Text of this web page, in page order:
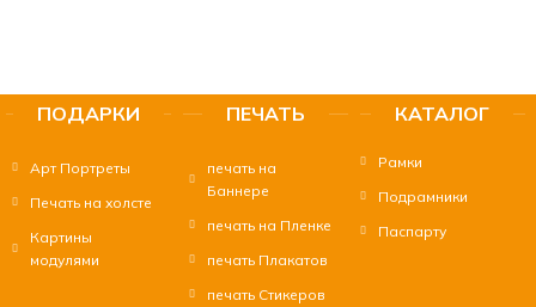
ПОДАРКИ
Арт Портреты
Печать на холсте
Картины
модулями
ПЕЧАТЬ
печать на
Баннере
печать на Пленке
печать Плакатов
печать Стикеров
КАТАЛОГ
Рамки
Подрамники
Паспарту